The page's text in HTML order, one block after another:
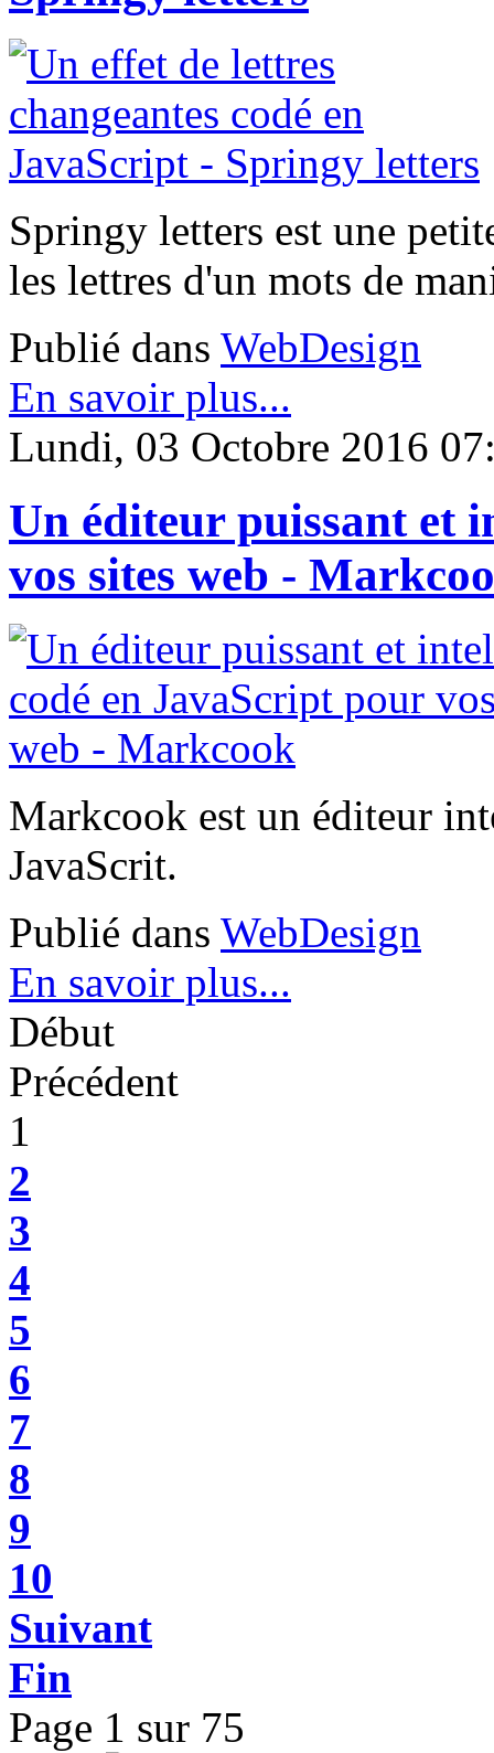
Springy letters est une
les lettres d'un mots de
Publié dans WebDesign
En savoir plus...
Lundi, 03 Octobre 2016
Un éditeur puissant et
vos sites web -
Markcook est un éditeur
JavaScrit.
Publié dans WebDesign
En savoir plus...
Début
Précédent
1
2
3
4
5
6
7
8
9
10
Suivant
Fin
Page 1 sur 75